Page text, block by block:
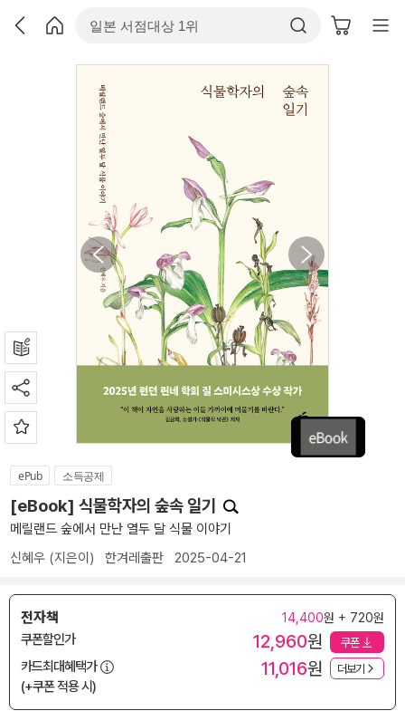
ePub 소득공제
[eBook] 식물학자의 숲속 일기
메릴랜드 숲에서 만난 열두 달 식물 이야기
신혜우 (지은이) 한겨레출판 2025-04-21
전자책 14,400원 + 720원
쿠폰할인가 12,960원 쿠폰
카드최대혜택가
(+쿠폰 적용 시)
11,016원 더보기